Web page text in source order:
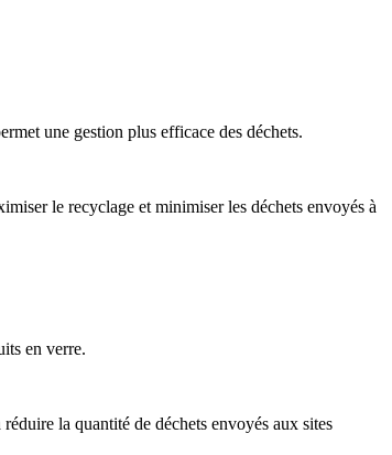
une gestion plus efficace des déchets.
le recyclage et minimiser les déchets envoyés à
en verre.
la quantité de déchets envoyés aux sites